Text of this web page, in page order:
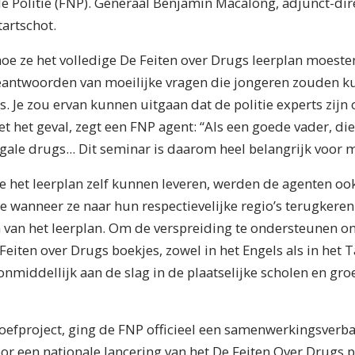
ze het volledige De Feiten over Drugs leerplan
van moeilijke vragen die jongeren zouden
Je zou ervan kunnen uitgaan dat de politie experts zijn
het geval, zegt een FNP agent: “Als een goede vader,
drugs... Dit seminar is daarom heel belangrijk voor
het leerplan zelf kunnen leveren, werden de agenten
wanneer ze naar hun respectievelijke regio’s
het leerplan. Om de verspreiding te ondersteunen
over Drugs boekjes, zowel in het Engels als in het
aan de slag in de plaatselijke scholen en
ging de FNP officieel een
een nationale lancering van het De Feiten Over Drugs